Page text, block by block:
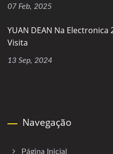
07 Feb, 2025
YUAN DEAN Na Electronica
Visita
13 Sep, 2024
Navegação
Página Inicial